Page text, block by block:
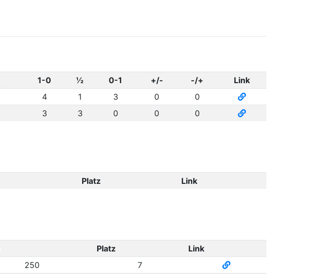
1-0 ½ 0-1 +/- -/+
Link
4 1 3 0
0
3 3 0 0 0
Platz Link
Platz
Link
250
7